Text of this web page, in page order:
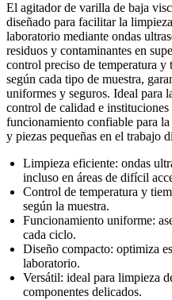
El agitador de varilla de baja
diseñado para facilitar la
laboratorio mediante ondas
residuos y contaminantes en
control preciso de temperatura y
según cada tipo de muestra,
uniformes y seguros. Ideal para
control de calidad e
funcionamiento confiable para
y piezas pequeñas en el trabajo
Limpieza eficiente: ondas
incluso en áreas de difícil
Control de temperatura y
según la muestra.
Funcionamiento uniforme:
cada ciclo.
Diseño compacto: optimiza
laboratorio.
Versátil: ideal para limpieza
componentes delicados.